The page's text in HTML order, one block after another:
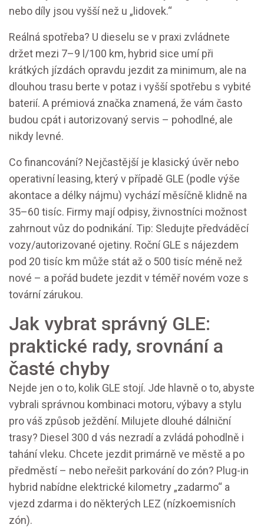
nebo díly jsou vyšší než u „lidovek.“
Reálná spotřeba? U dieselu se v praxi zvládnete
držet mezi 7–9 l/100 km, hybrid sice umí při
krátkých jízdách opravdu jezdit za minimum, ale na
dlouhou trasu berte v potaz i vyšší spotřebu s vybité
baterií. A prémiová značka znamená, že vám často
budou cpát i autorizovaný servis – pohodlné, ale
nikdy levné.
Co financování? Nejčastější je klasický úvěr nebo
operativní leasing, který v případě GLE (podle výše
akontace a délky nájmu) vychází měsíčně klidně na
35–60 tisíc. Firmy mají odpisy, živnostníci možnost
zahrnout vůz do podnikání. Tip: Sledujte předváděcí
vozy/autorizované ojetiny. Roční GLE s nájezdem
pod 20 tisíc km může stát až o 500 tisíc méně než
nové – a pořád budete jezdit v téměř novém voze s
tovární zárukou.
Jak vybrat správný GLE:
praktické rady, srovnání a
časté chyby
Nejde jen o to, kolik GLE stojí. Jde hlavně o to, abyste
vybrali správnou kombinaci motoru, výbavy a stylu
pro váš způsob ježdění. Milujete dlouhé dálniční
trasy? Diesel 300 d vás nezradí a zvládá pohodlně i
tahání vleku. Chcete jezdit primárně ve městě a po
předměstí – nebo neřešit parkování do zón? Plug-in
hybrid nabídne elektrické kilometry „zadarmo“ a
vjezd zdarma i do některých LEZ (nízkoemisních
zón).